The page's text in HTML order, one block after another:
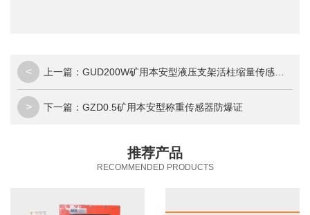
< 上一篇： GUD200W矿用本安型液压支架活柱缩量传感器防爆证
> 下一篇： GZD0.5矿用本安型称重传感器防爆证
推荐产品
RECOMMENDED PRODUCTS